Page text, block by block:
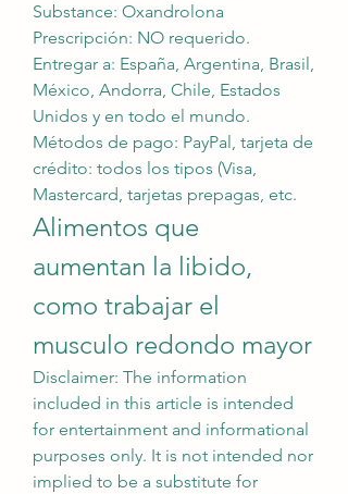
Substance: Oxandrolona
Prescripción: NO requerido.
Entregar a: España, Argentina, Brasil,
México, Andorra, Chile, Estados
Unidos y en todo el mundo.
Métodos de pago: PayPal, tarjeta de
crédito: todos los tipos (Visa,
Mastercard, tarjetas prepagas, etc.
Alimentos que
aumentan la libido,
como trabajar el
musculo redondo mayor
Disclaimer: The information
included in this article is intended
for entertainment and informational
purposes only. It is not intended nor
implied to be a substitute for